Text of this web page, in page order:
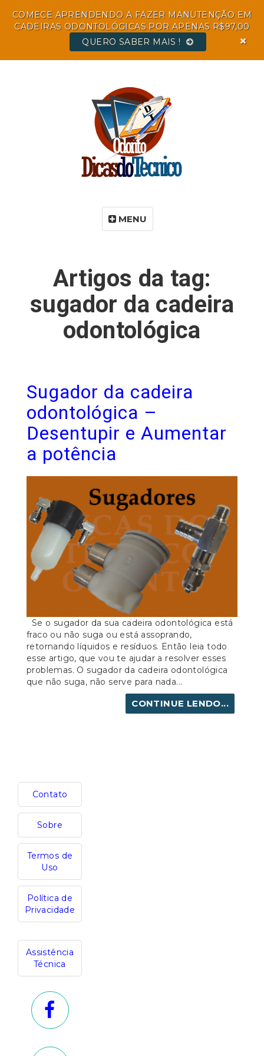
COMECE APRENDENDO A FAZER MANUTENÇÃO EM
QUERO SABER MAIS !
MENU
Artigos da tag:
sugador da cadeira
odontológica
Sugador da cadeira
odontológica –
Desentupir e Aumentar
a potência
Se o sugador da sua cadeira odontológica está
fraco ou não suga ou está assoprando,
retornando líquidos e resíduos. Então leia todo
esse artigo, que vou te ajudar a resolver esses
problemas. O sugador da cadeira odontológica
que não suga, não serve para nada...
CONTINUE LENDO...
Contato
Sobre
Termos de
Uso
Política de
Privacidade
Assistência
Técnica